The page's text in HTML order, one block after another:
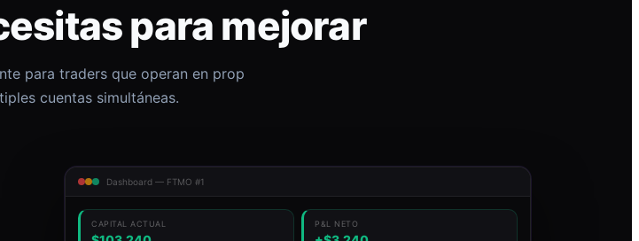
para mejorar
para traders que operan en prop
cuentas simultáneas.
Dashboard — FTMO #1
CAPITAL ACTUAL P&L NETO